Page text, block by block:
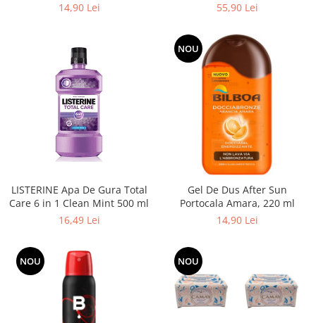
Produse pentru epilare
Servetele umede
Bureti de baie
Accesorii ingrijire corp
Creion si tus ochi
Ruj si creion buze
Aplicatoare si pensule machiaj
Periute de dinti
Pasta de dinti
14,90 Lei
Unisex, Marime XXL, 10 buc
55,90 Lei
LISTERINE Apa De Gura Total
Care 6 in 1 Clean Mint 500 ml
16,49 Lei
NOU
Gel De Dus After Sun
Portocala Amara, 220 ml
14,90 Lei
NOU NOU